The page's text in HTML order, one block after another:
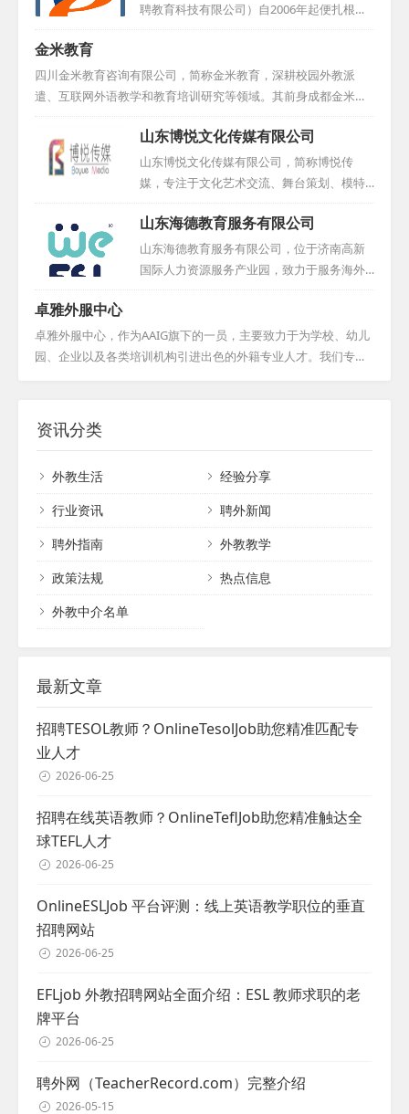
聘教育科技有限公司）自2006年起便扎根于
国际文化交流领域，得益于各级部门的支持
一。我们的服务对象既涵盖了寻求外籍人才
的企事业单位，也包括了那些希望在中国找
到合适工作机会的外籍专业人才。在聘外易
科技的运营体系中，我们设有专业的信息技
术研发团队和外籍人才服务团队，致力于让
外教招聘变得更为便捷高效。此外，我们还
号，并积累了2000+教育领域的客户信任与支
持。...
金米教育
四川金米教育咨询有限公司，简称金米教育，深耕校园外教派
遣、互联网外语教学和教育培训研究等领域。其前身成都金米文
化传播有限公司自2012年5月成立以来，已积累七年多的丰富经
验。金米教育在外教派遣领域表现卓越，为成都五十多所中小
学、幼儿园提供优质服务，并逐步扩大至川内乃至全国范围。随
着《国家中长期教育改革和发展规划纲要》的推进，金米教育期
望与您携手，共同探索外语教学模式的创新与技术融合，丰富教
学内容，打造特色品牌，成为您提升外语教学水平的最佳助手和
合作伙伴，共绘教育新篇。...
山东博悦文化传媒有限公司
山东博悦文化传媒有限公司，简称博悦传
媒，专注于文化艺术交流、舞台策划、模特
经纪、高端摄影摄像、广告设计与教育咨询
等多元化业务。公司自成立以来，积极吸纳
业内精英，以专业、认真、踏实的态度不断
推动国际化发展。博悦传媒不仅与国内同行
深入交流，更常赴国外学习先进理念，紧跟
司还为外籍人才提供舒适的工作环境和优质
福利，使每位员工都能在公司找到归属感与
山东海德教育服务有限公司
山东海德教育服务有限公司，位于济南高新
国际人力资源服务产业园，致力于服务海外
教育人才与国内教学机构，搭建起国际化的
不仅注重外教的整体素质，更在选拔过程中
严格把关，确保外教水平达到高标准。我们
携手共创美好未来，共同书写国际教育的华
卓雅外服中心
卓雅外服中心，作为AAIG旗下的一员，主要致力于为学校、幼儿
园、企业以及各类培训机构引进出色的外籍专业人才。我们专注
们可以更快速地适应和了解中国，顺利融入并过上安居乐业的生
活。凭借在涉外教育交流领域的多年经验，我们累积了丰富的境
列专业的外教在线课程，旨在满足国内客户多样化的需求。我们
始终致力于提供最优质的服务，以满足客户在引进外籍人才方面
的各种需求。...
资讯分类
外教生活
经验分享
行业资讯
聘外新闻
聘外指南
外教教学
政策法规
热点信息
外教中介名单
最新文章
招聘TESOL教师？OnlineTesolJob助您精准匹配专
业人才
2026-06-25
招聘在线英语教师？OnlineTeflJob助您精准触达全
球TEFL人才
2026-06-25
OnlineESLJob 平台评测：线上英语教学职位的垂直
招聘网站
2026-06-25
EFLjob 外教招聘网站全面介绍：ESL 教师求职的老
牌平台
2026-06-25
聘外网（TeacherRecord.com）完整介绍
2026-05-15